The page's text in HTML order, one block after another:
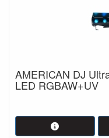
AMERICAN DJ
LED RGBAW+UV